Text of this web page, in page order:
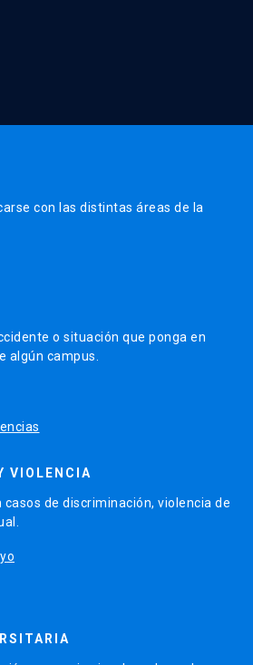
con las distintas áreas de la
o situación que ponga en
algún campus.
VIOLENCIA
de discriminación, violencia de